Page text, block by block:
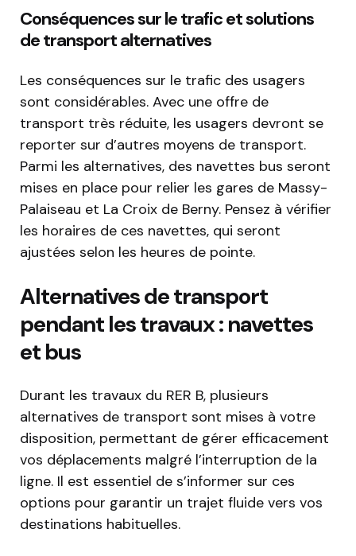
Conséquences sur le trafic et solutions
de transport alternatives
Les conséquences sur le trafic des usagers
sont considérables. Avec une offre de
transport très réduite, les usagers devront se
reporter sur d’autres moyens de transport.
Parmi les alternatives, des navettes bus seront
mises en place pour relier les gares de Massy-
Palaiseau et La Croix de Berny. Pensez à vérifier
les horaires de ces navettes, qui seront
ajustées selon les heures de pointe.
Alternatives de transport
pendant les travaux : navettes
et bus
Durant les travaux du RER B, plusieurs
alternatives de transport sont mises à votre
disposition, permettant de gérer efficacement
vos déplacements malgré l’interruption de la
ligne. Il est essentiel de s’informer sur ces
options pour garantir un trajet fluide vers vos
destinations habituelles.